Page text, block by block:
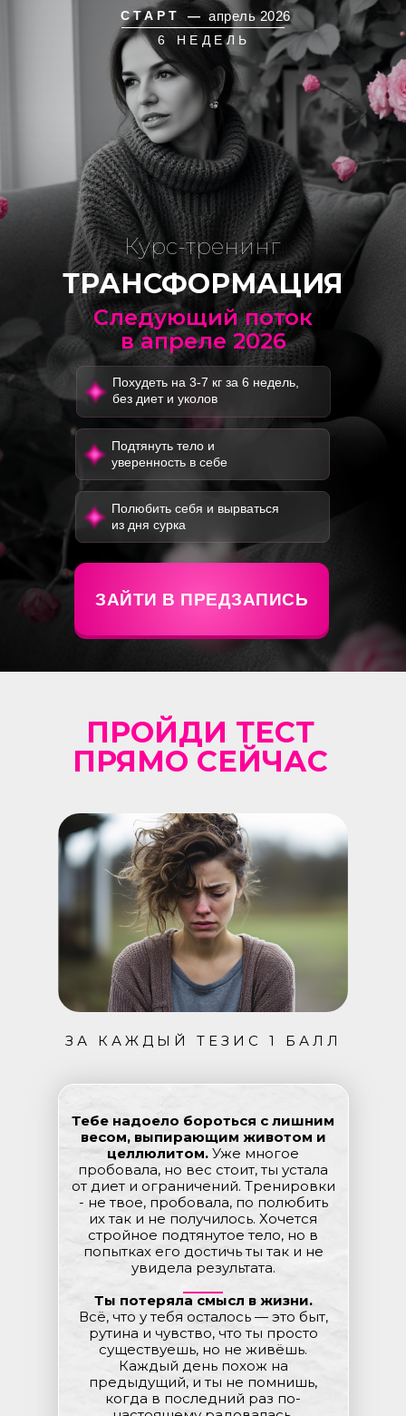
Похудеть на 3-7 кг за 6 недель,
без диет и уколов
Подтянуть тело и
уверенность в себе
Полюбить себя и вырваться
из дня сурка
СТАРТ — апрель 2026
6 НЕДЕЛЬ
ЗАЙТИ В ПРЕДЗАПИСЬ
Курс-тренинг
ТРАНСФОРМАЦИЯ
Следующий поток
в апреле 2026
ЗА КАЖДЫЙ ТЕЗИС 1 БАЛЛ
Тебе надоело бороться с лишним
весом, выпирающим животом и
целлюлитом. Уже многое
пробовала, но вес стоит, ты устала
от диет и ограничений. Тренировки
- не твое, пробовала, по полюбить
их так и не получилось. Хочется
стройное подтянутое тело, но в
попытках его достичь ты так и не
увидела результата.
Ты потеряла смысл в жизни.
Всё, что у тебя осталось — это быт,
рутина и чувство, что ты просто
существуешь, но не живёшь.
Каждый день похож на
предыдущий, и ты не помнишь,
когда в последний раз по-
ПРОЙДИ ТЕСТ
ПРЯМО СЕЙЧАС